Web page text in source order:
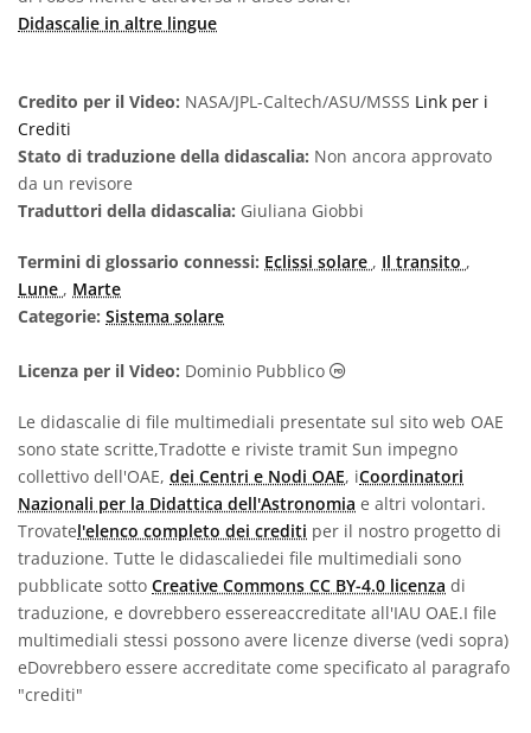
Didascalie in altre lingue
Credito per il Video: NASA/JPL-Caltech/ASU/MSSS Link per i
Crediti
Stato di traduzione della didascalia: Non ancora approvato
da un revisore
Traduttori della didascalia: Giuliana Giobbi
Termini di glossario connessi: Eclissi solare , Il transito ,
Lune , Marte
Categorie: Sistema solare
Licenza per il Video: Dominio Pubblico Dominio Pubblico icone
Le didascalie di file multimediali presentate sul sito web OAE
sono state scritte,Tradotte e riviste tramit Sun impegno
collettivo dell'OAE, dei Centri e Nodi OAE, iCoordinatori
Nazionali per la Didattica dell'Astronomia e altri volontari.
Trovatel'elenco completo dei crediti per il nostro progetto di
traduzione. Tutte le didascaliedei file multimediali sono
pubblicate sotto Creative Commons CC BY-4.0 licenza di
traduzione, e dovrebbero essereaccreditate all'IAU OAE.I file
multimediali stessi possono avere licenze diverse (vedi sopra)
eDovrebbero essere accreditate come specificato al paragrafo
"crediti"